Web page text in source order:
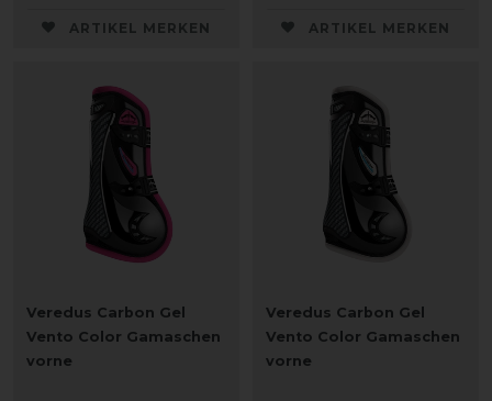
ARTIKEL MERKEN ARTIKEL MERKEN
Veredus Carbon Gel
Vento Color Gamaschen
vorne
Veredus Carbon Gel
Vento Color Gamaschen
vorne